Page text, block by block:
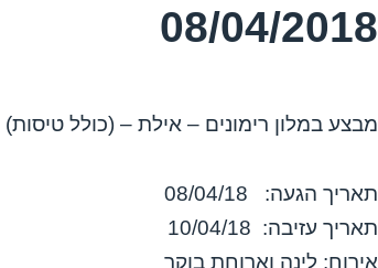
08/04/2018
מבצע במלון רימונים – אילת – (כולל טיסות)
תאריך הגעה: 08/04/18
תאריך עזיבה: 10/04/18
אירוח: לינה וארוחת בוקר